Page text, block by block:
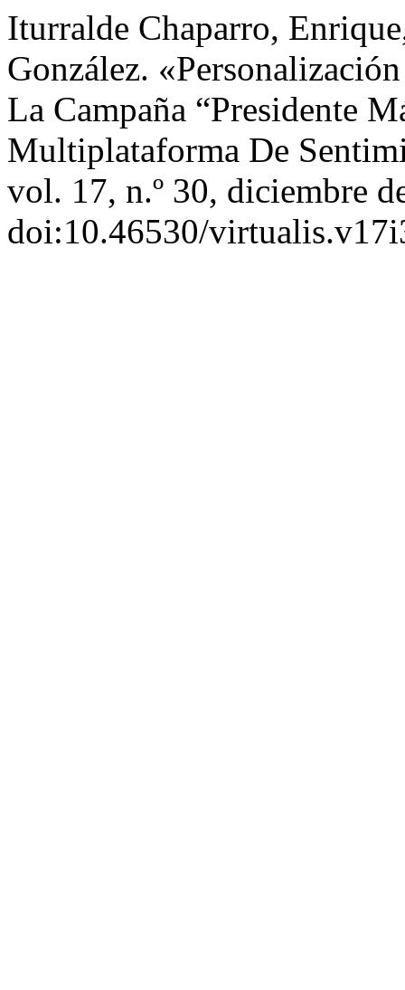
Iturralde Chaparro,
González.
La Campaña “Presidente
Multiplataforma De
vol. 17, n.º 30, diciembre
doi:10.46530/